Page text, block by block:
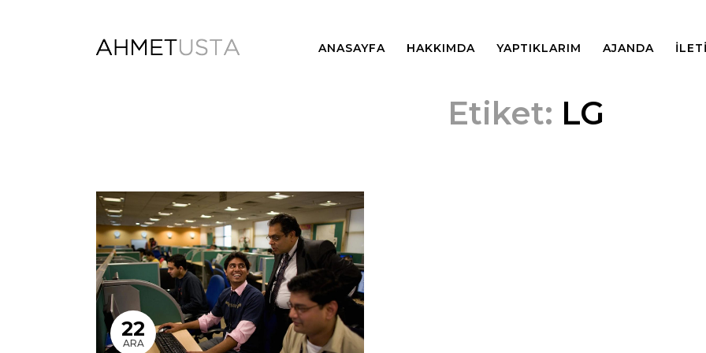
ANASAYFA HAKKIMDA YAPTIKLARIM AJANDA
Etiket: LG
22
ARA